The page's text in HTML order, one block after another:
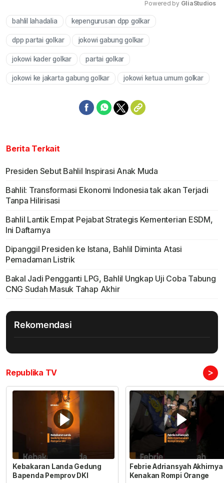
Powered by GliaStudios
bahlil lahadalia kepengurusan dpp golkar
dpp partai golkar jokowi gabung golkar
jokowi kader golkar partai golkar
jokowi ke jakarta gabung golkar jokowi ketua umum golkar
Berita Terkait
Presiden Sebut Bahlil Inspirasi Anak Muda
Bahlil: Transformasi Ekonomi Indonesia tak akan Terjadi
Tanpa Hilirisasi
Bahlil Lantik Empat Pejabat Strategis Kementerian ESDM,
Ini Daftarnya
Dipanggil Presiden ke Istana, Bahlil Diminta Atasi
Pemadaman Listrik
Bakal Jadi Pengganti LPG, Bahlil Ungkap Uji Coba Tabung
CNG Sudah Masuk Tahap Akhir
Rekomendasi
Republika TV >
Kebakaran Landa Gedung
Bapenda Pemprov DKI
Febrie Adriansyah Akhirnya
Kenakan Rompi Orange